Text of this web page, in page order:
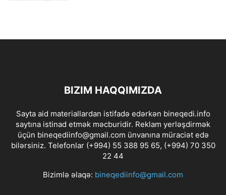
BIZIM HAQQIMIZDA
Sayta aid materiallardan istifadə edərkən bineqedi.info
saytına istinad etmək məcburidir. Reklam yerləşdirmək
üçün bineqediinfo@gmail.com ünvanına müraciət edə
bilərsiniz. Telefonlar (+994) 55 388 95 65, (+994) 70 350
22 44
Bizimlə əlaqə: bineqediinfo@gmail.com